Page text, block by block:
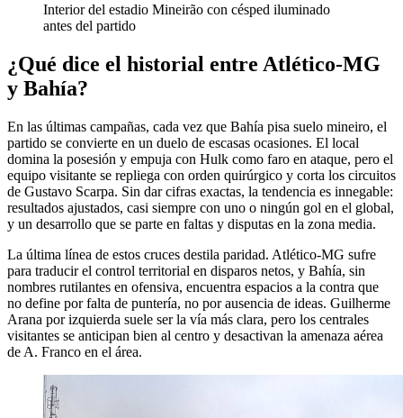
Interior del estadio Mineirão con césped iluminado
antes del partido
¿Qué dice el historial entre Atlético-MG
y Bahía?
En las últimas campañas, cada vez que Bahía pisa suelo mineiro, el
partido se convierte en un duelo de escasas ocasiones. El local
domina la posesión y empuja con Hulk como faro en ataque, pero el
equipo visitante se repliega con orden quirúrgico y corta los circuitos
de Gustavo Scarpa. Sin dar cifras exactas, la tendencia es innegable:
resultados ajustados, casi siempre con uno o ningún gol en el global,
y un desarrollo que se parte en faltas y disputas en la zona media.
La última línea de estos cruces destila paridad. Atlético-MG sufre
para traducir el control territorial en disparos netos, y Bahía, sin
nombres rutilantes en ofensiva, encuentra espacios a la contra que
no define por falta de puntería, no por ausencia de ideas. Guilherme
Arana por izquierda suele ser la vía más clara, pero los centrales
visitantes se anticipan bien al centro y desactivan la amenaza aérea
de A. Franco en el área.